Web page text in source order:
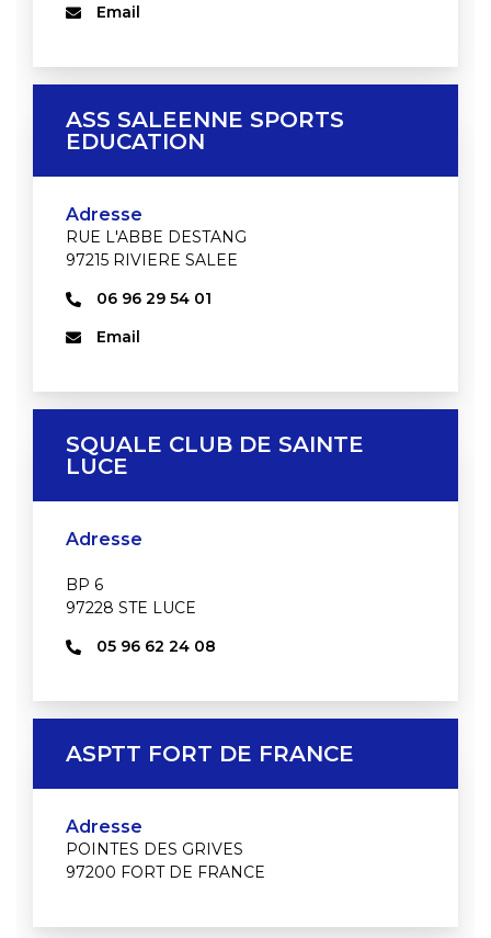
Email
ASS SALEENNE SPORTS
EDUCATION
Adresse
RUE L'ABBE DESTANG
97215 RIVIERE SALEE
06 96 29 54 01
Email
SQUALE CLUB DE SAINTE
LUCE
Adresse
BP 6
97228 STE LUCE
05 96 62 24 08
ASPTT FORT DE FRANCE
Adresse
POINTES DES GRIVES
97200 FORT DE FRANCE